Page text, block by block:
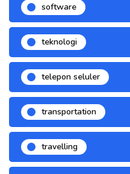
software
teknologi
telepon seluler
transportation
travelling